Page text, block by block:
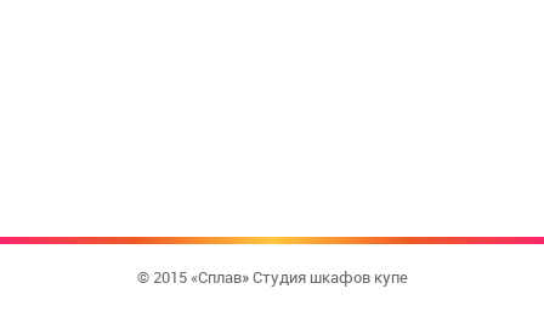
© 2015 «Сплав» Студия шкафов купе